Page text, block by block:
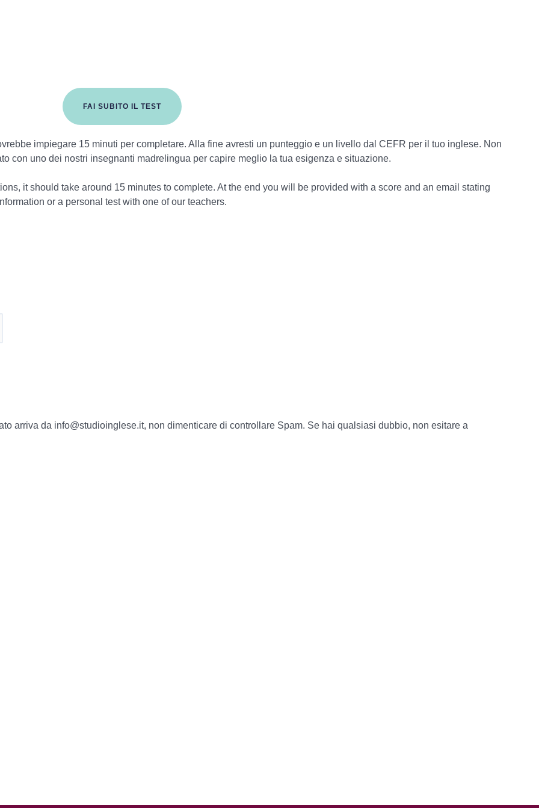
FAI SUBITO IL TEST
impiegare 15 minuti per completare. Alla fine avresti un punteggio e un livello dal CEFR per il tuo inglese. Non
con uno dei nostri insegnanti madrelingua per capire meglio la tua esigenza e situazione.
it should take around 15 minutes to complete. At the end you will be provided with a score and an email stating
or a personal test with one of our teachers.
arriva da info@studioinglese.it, non dimenticare di controllare Spam. Se hai qualsiasi dubbio, non esitare a